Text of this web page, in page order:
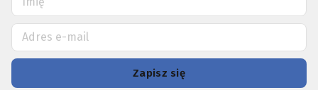
Zapisz się